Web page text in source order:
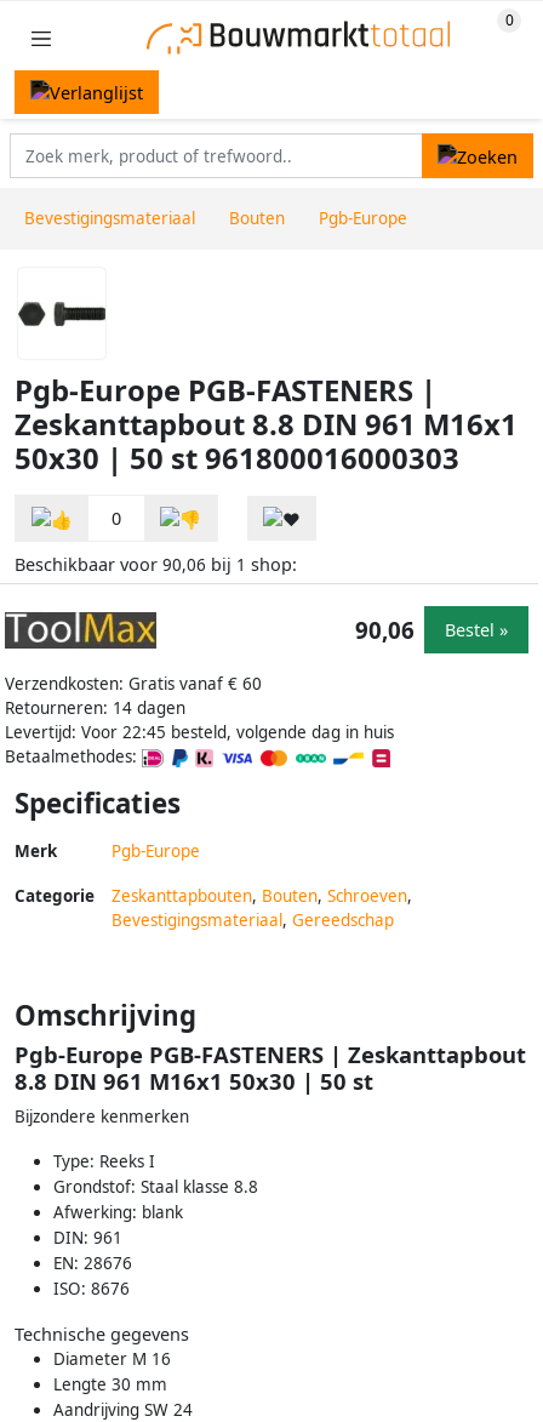
Bevestigingsmateriaal Bouten Pgb-Europe
Pgb-Europe PGB-FASTENERS |
Zeskanttapbout 8.8 DIN 961 M16x1
50x30 | 50 st 961800016000303
0
Beschikbaar voor 90,06 bij 1 shop:
Verzendkosten: Gratis vanaf € 60
Retourneren: 14 dagen
Levertijd: Voor 22:45 besteld, volgende dag in huis
Betaalmethodes:
90,06 Bestel »
Specificaties
Merk Pgb-Europe
Categorie Zeskanttapbouten, Bouten, Schroeven,
Bevestigingsmateriaal, Gereedschap
Omschrijving
Pgb-Europe PGB-FASTENERS | Zeskanttapbout
8.8 DIN 961 M16x1 50x30 | 50 st
Bijzondere kenmerken
Type: Reeks I
Grondstof: Staal klasse 8.8
Afwerking: blank
DIN: 961
EN: 28676
ISO: 8676
Technische gegevens
Diameter M 16
Lengte 30 mm
Aandrijving SW 24